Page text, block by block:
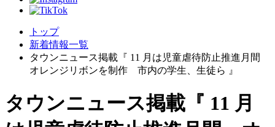
トップ
新着情報一覧
タウンニュース掲載『 11 月は児童虐待防止推進月間
オレンジリボンを制作 市内の学生、生徒ら 』
タウンニュース掲載『 11 月